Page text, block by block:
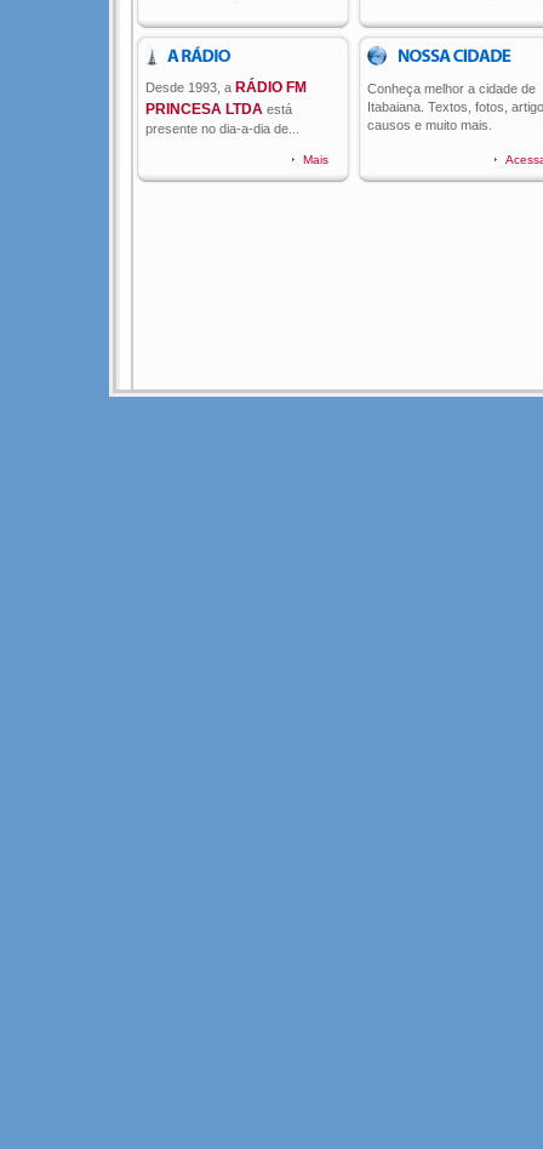
Desde 1993, a RÁDIO FM
PRINCESA LTDA está
presente no dia-a-dia de...
Mais
Conheça melhor a cidade de
Itabaiana. Textos, fotos,
causos e muito mais.